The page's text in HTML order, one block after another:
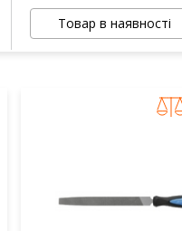
Товар в наявності